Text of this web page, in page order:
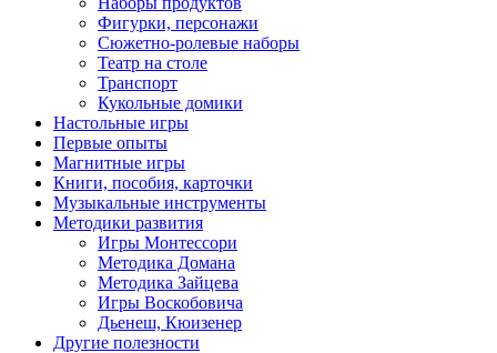
Фигурки, персонажи
Сюжетно-ролевые наборы
Театр на столе
Транспорт
Кукольные домики
Настольные игры
Первые опыты
Магнитные игры
Книги, пособия, карточки
Музыкальные инструменты
Методики развития
Игры Монтессори
Методика Домана
Методика Зайцева
Игры Воскобовича
Дьенеш, Кюизенер
Другие полезности